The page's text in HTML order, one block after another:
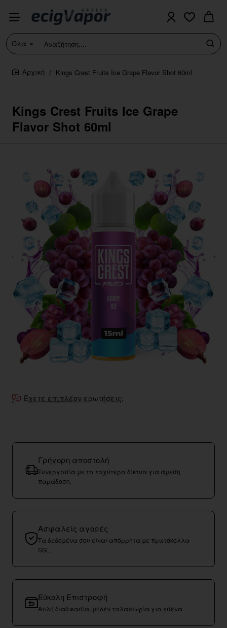
Όλα
Αναζήτηση....
Kings Crest Fruits Ice Grape
Flavor Shot 60ml
home
Kings Crest Fruits Ice Grape Flavor Shot 60ml
Έχετε επιπλέον ερωτήσεις;
Γρήγορη αποστολή
Συνεργασία με τα ταχύτερα δίκτυα για άμεση
παράδοση.
Ασφαλείς αγορές
Τα δεδομένα σου είναι απόρρητα με πρωτόκολλα
SSL.
Εύκολη Επιστροφή
Απλή διαδικασία, μηδέν ταλαιπωρία για εσένα